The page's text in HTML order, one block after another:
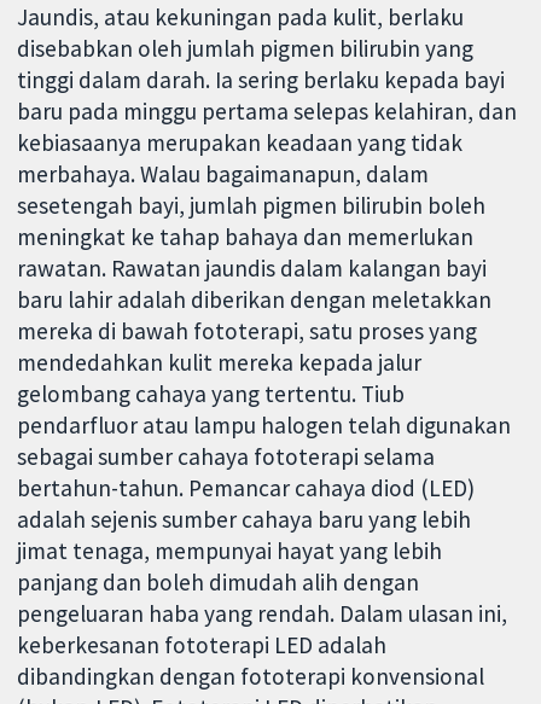
Jaundis, atau kekuningan pada kulit, berlaku
disebabkan oleh jumlah pigmen bilirubin yang
tinggi dalam darah. Ia sering berlaku kepada bayi
baru pada minggu pertama selepas kelahiran, dan
kebiasaanya merupakan keadaan yang tidak
merbahaya. Walau bagaimanapun, dalam
sesetengah bayi, jumlah pigmen bilirubin boleh
meningkat ke tahap bahaya dan memerlukan
rawatan. Rawatan jaundis dalam kalangan bayi
baru lahir adalah diberikan dengan meletakkan
mereka di bawah fototerapi, satu proses yang
mendedahkan kulit mereka kepada jalur
gelombang cahaya yang tertentu. Tiub
pendarfluor atau lampu halogen telah digunakan
sebagai sumber cahaya fototerapi selama
bertahun-tahun. Pemancar cahaya diod (LED)
adalah sejenis sumber cahaya baru yang lebih
jimat tenaga, mempunyai hayat yang lebih
panjang dan boleh dimudah alih dengan
pengeluaran haba yang rendah. Dalam ulasan ini,
keberkesanan fototerapi LED adalah
dibandingkan dengan fototerapi konvensional